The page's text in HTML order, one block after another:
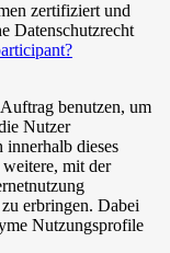
zertifiziert und
Datenschutzrecht
benutzen, um
Nutzer
dieses
mit der
erbringen. Dabei
Nutzungsprofile